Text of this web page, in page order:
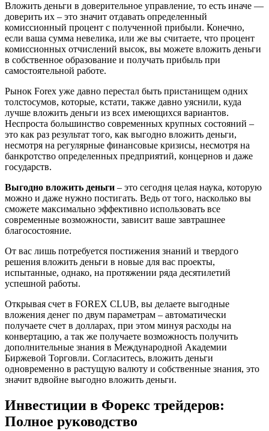
Вложить деньги в доверительное управление, то есть иначе —
доверить их – это значит отдавать определенный
комиссионный процент с полученной прибыли. Конечно,
если ваша сумма невелика, или же вы считаете, что процент
комиссионных отчислений высок, вы можете вложить деньги
в собственное образование и получать прибыль при
самостоятельной работе.
Рынок Forex уже давно перестал быть пристанищем одних
толстосумов, которые, кстати, также давно уяснили, куда
лучше вложить деньги из всех имеющихся вариантов.
Неспроста большинство современных крупных состояний –
это как раз результат того, как выгодно вложить деньги,
несмотря на регулярные финансовые кризисы, несмотря на
банкротство определенных предприятий, концернов и даже
государств.
Выгодно вложить деньги – это сегодня целая наука, которую
можно и даже нужно постигать. Ведь от того, насколько вы
сможете максимально эффективно использовать все
современные возможности, зависит ваше завтрашнее
благосостояние.
От вас лишь потребуется постижения знаний и твердого
решения вложить деньги в новые для вас проекты,
испытанные, однако, на протяжении ряда десятилетий
успешной работы.
Открывая счет в FOREX CLUB, вы делаете выгодные
вложения денег по двум параметрам – автоматически
получаете счет в долларах, при этом минуя расходы на
конвертацию, а так же получаете возможность получить
дополнительные знания в Международной Академии
Биржевой Торговли. Согласитесь, вложить деньги
одновременно в растущую валюту и собственные знания, это
значит вдвойне выгодно вложить деньги.
Инвестиции в Форекс трейдеров:
Полное руководство